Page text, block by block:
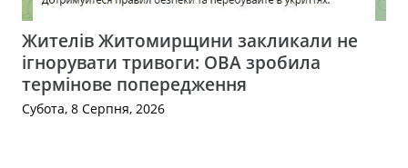
Жителів Житомирщини закликали не
ігнорувати тривоги: ОВА зробила
термінове попередження
Субота, 8 Серпня, 2026